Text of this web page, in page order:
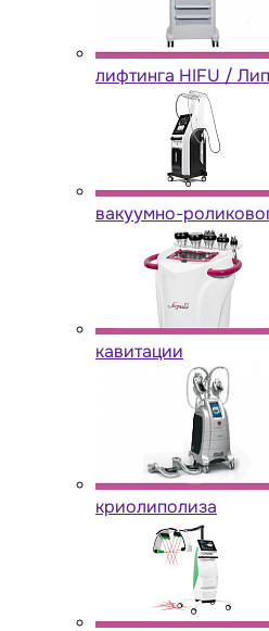
лифтинга HIFU /
вакуумно-
кавитации
криолиполиза